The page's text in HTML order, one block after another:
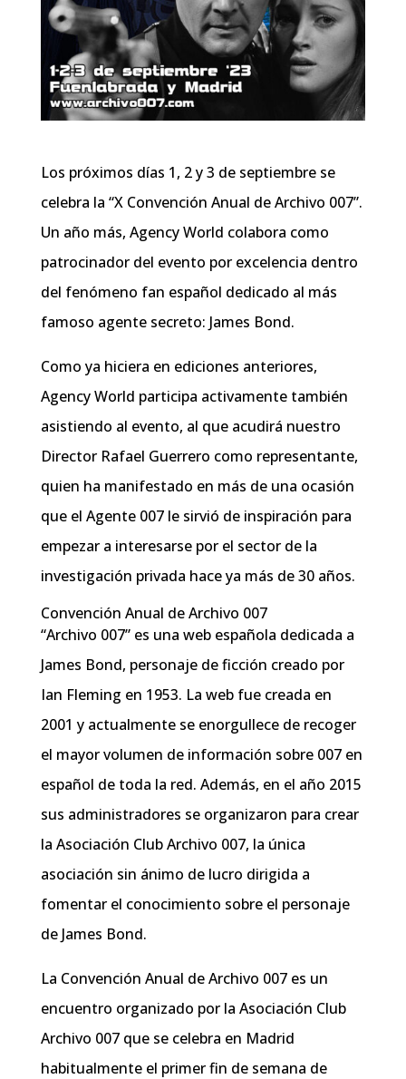
Los próximos días 1, 2 y 3 de septiembre se
celebra la “X Convención Anual de Archivo 007”.
Un año más, Agency World colabora como
patrocinador del evento por excelencia dentro
del fenómeno fan español dedicado al más
famoso agente secreto: James Bond.
Como ya hiciera en ediciones anteriores,
Agency World participa activamente también
asistiendo al evento, al que acudirá nuestro
Director Rafael Guerrero como representante,
quien ha manifestado en más de una ocasión
que el Agente 007 le sirvió de inspiración para
empezar a interesarse por el sector de la
investigación privada hace ya más de 30 años.
Convención Anual de Archivo 007
“Archivo 007” es una web española dedicada a
James Bond, personaje de ficción creado por
Ian Fleming en 1953. La web fue creada en
2001 y actualmente se enorgullece de recoger
el mayor volumen de información sobre 007 en
español de toda la red. Además, en el año 2015
sus administradores se organizaron para crear
la Asociación Club Archivo 007, la única
asociación sin ánimo de lucro dirigida a
fomentar el conocimiento sobre el personaje
de James Bond.
La Convención Anual de Archivo 007 es un
encuentro organizado por la Asociación Club
Archivo 007 que se celebra en Madrid
habitualmente el primer fin de semana de